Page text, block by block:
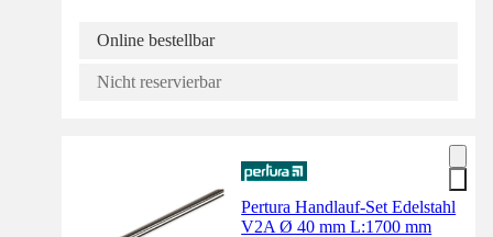
Online bestellbar
Nicht reservierbar
Pertura Handlauf-Set Edelstahl
V2A Ø 40 mm L:1700 mm